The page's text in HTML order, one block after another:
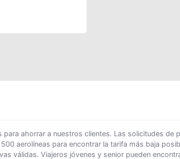
ahorrar a nuestros clientes. Las solicitudes
aerolíneas para encontrar la tarifa más baja
válidas. Viajeros jóvenes y senior pueden